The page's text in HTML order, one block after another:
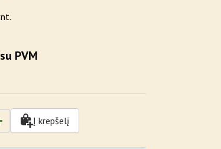
PVM
Į krepšelį